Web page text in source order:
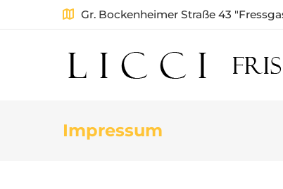
Gr. Bockenheimer Straße 43
Impressum